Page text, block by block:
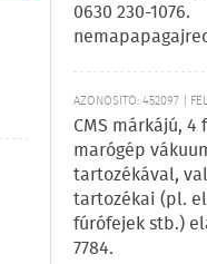
0630 230-1076.
AZONOSÍTÓ: 452097 |
CMS márkájú, 4
marógép
tartozékával,
tartozékai (pl.
fúrófejek stb.)
7784.